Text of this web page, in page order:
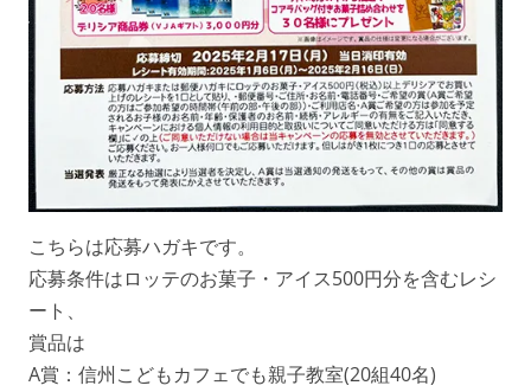
こちらは応募ハガキです。
応募条件はロッテのお菓子・アイス500円分を含むレシ
ート、
賞品は
A賞：信州こどもカフェでも親子教室(20組40名)